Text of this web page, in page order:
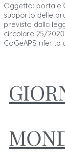
Oggetto: portale
supporto delle
previsto dalla
circolare 25/
CoGeAPS riferita